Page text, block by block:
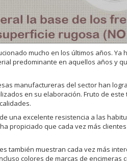
mucho en los últimos años. Ya
predominante en aquellos años y
manufactureras del sector han
en su elaboración. Fruto de
una excelente resistencia a las
propiciado que cada vez más
también muestran cada vez más
colores de marcas de encimeras